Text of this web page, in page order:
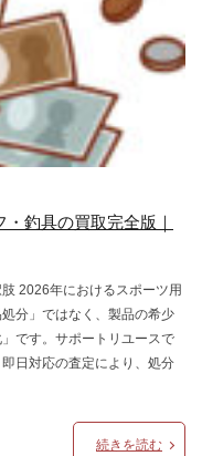
・釣具の買取完全版｜
2026年におけるスポーツ用
分」ではなく、製品の希少
です。サポートリユースで
日対応の査定により、処分
続きを読む